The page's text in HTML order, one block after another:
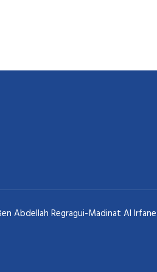
Abdellah Regragui-Madinat Al